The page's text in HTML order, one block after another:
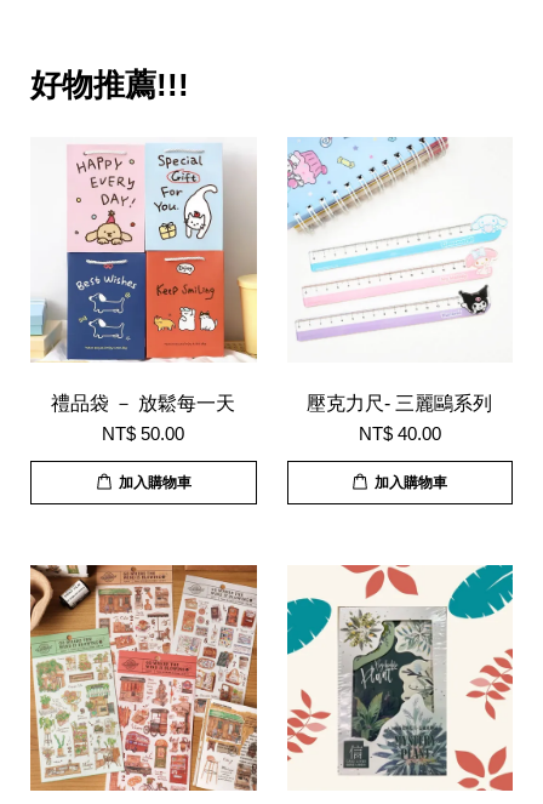
好物推薦!!!
禮品袋 － 放鬆每一天
NT$ 50.00
加入購物車
壓克力尺- 三麗鷗系列
NT$ 40.00
加入購物車